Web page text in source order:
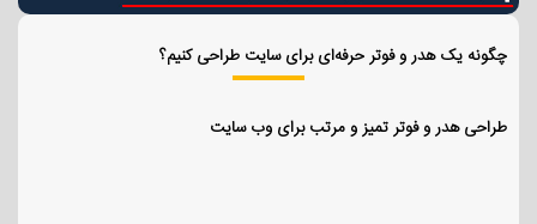
چگونه یک هدر و فوتر حرفه‌ای برای سایت طراحی کنیم؟
طراحی هدر و فوتر تمیز و مرتب برای وب سایت